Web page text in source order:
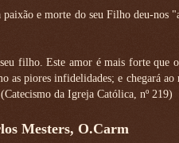
e morte do seu Filho deu-nos
filho. Este amor é mais forte que
as piores infidelidades; e chegará
da Igreja Católica, nº 219)
Mesters, O.Carm